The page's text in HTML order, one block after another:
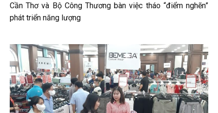
Cần Thơ và Bộ Công Thương bàn việc tháo “điểm nghẽn”
phát triển năng lượng